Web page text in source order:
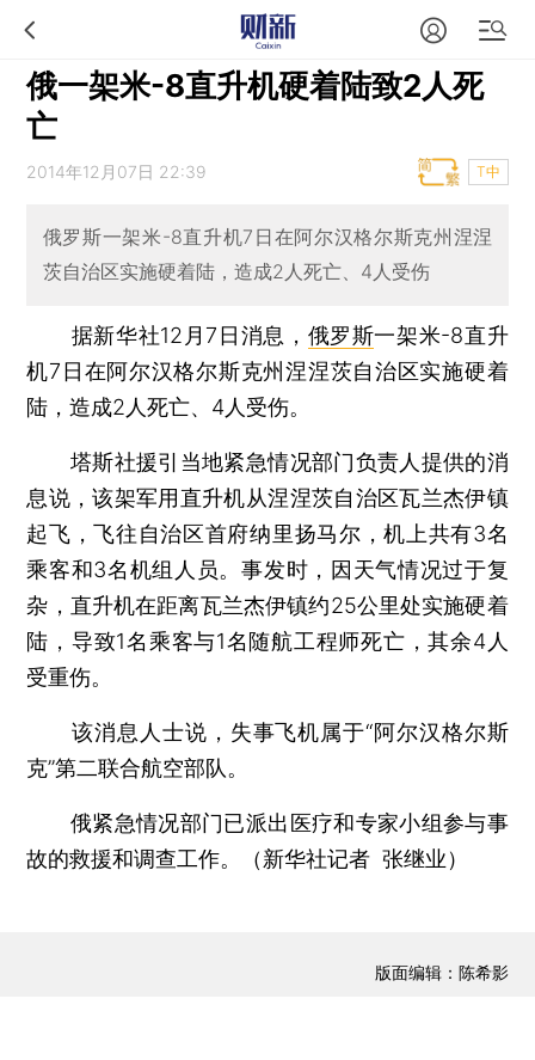
俄一架米-8直升机硬着陆致2人死
亡
2014年12月07日 22:39 T中
俄罗斯一架米-8直升机7日在阿尔汉格尔斯克州涅涅
茨自治区实施硬着陆，造成2人死亡、4人受伤
据新华社12月7日消息， 俄罗斯一架米-8直升
机7日在阿尔汉格尔斯克州涅涅茨自治区实施硬着
陆，造成2人死亡、4人受伤。
塔斯社援引当地紧急情况部门负责人提供的消
息说，该架军用直升机从涅涅茨自治区瓦兰杰伊镇
起飞，飞往自治区首府纳里扬马尔，机上共有3名
乘客和3名机组人员。事发时，因天气情况过于复
杂，直升机在距离瓦兰杰伊镇约25公里处实施硬着
陆，导致1名乘客与1名随航工程师死亡，其余4人
受重伤。
该消息人士说，失事飞机属于“阿尔汉格尔斯
克”第二联合航空部队。
俄紧急情况部门已派出医疗和专家小组参与事
故的救援和调查工作。（新华社记者 张继业）
版面编辑：陈希影